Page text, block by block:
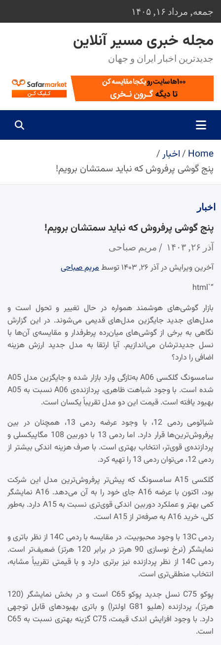
to
content
جمعه, مرداد ۱۶, ۱۴۰۵
مجله خبری مسیر آنلاین
جدیدترین اخبار ایران و جهان
Home
اخبار
پنج گوشی پرفروش که نباید سمتشان برویم!
اخبار
پنج گوشی پرفروش که نباید سمتشان برویم!
آذر ۲۶, ۱۴۰۳ مریم صباحی
آخرین ویرایش در آذر ۲۶, ۱۴۰۳ توسط
مریم صباحی
“`html
بازار گوشی‌های هوشمند همواره در حال تغییر و تحول است و
مدل‌های جدید جایگزین مدل‌های قدیمی می‌شوند. در این گزارش
نگاهی به برخی از گوشی‌های میان‌رده پرطرفدار و مقایسه‌ی آن‌ها با
نسل جدیدترشان می‌اندازیم. آیا ارتقا به مدل جدید ارزش هزینه
اضافی را دارد؟
سامسونگ گلکسی A06 به‌تازگی وارد بازار شده و جایگزین مدل A05
شده است. با وجود شباهت ظاهری، پردازنده‌ی A06 نسبت به A05
بهبود یافته است. قیمت این دو مدل تقریباً یکسان است.
شیائومی ردمی 12، با وجود عرضه ردمی 13، همچنان در بین
پرفروش‌ترین‌ها قرار دارد. اما ردمی 13 با دوربین 108 مگاپیکسلی و
پردازنده‌ی قوی‌تر، انتخاب بهتری است. با صرف هزینه اندکی بیشتر از
ردمی 12، می‌توان ردمی 13 را تهیه کرد.
گلکسی A15 سامسونگ که پیش‌تر پرفروش‌ترین مدل این شرکت
بود، اکنون با عرضه A16 جای خود را به آن می‌دهد. A16 نمایشگر
کمی بهتر و عملکرد دوربین اندکی قوی‌تری نسبت به A15 دارد. به‌طور
کلی، خرید A16 به صرفه‌تر از A15 است.
ردمی 13C با وجود محبوبیت، در مقایسه با ردمی 14C از نظر باتری و
نمایشگر (نرخ نوسازی 90 هرتز در برابر 120 هرتز) ضعیف‌تر است.
ردمی 14C از نظر پردازنده نیز برتری دارد و با قیمتی تقریباً مشابه،
انتخاب منطقی‌تری است.
پوکو C75 نسل جدید پوکو C65 است و در بخش نمایشگر (120
هرتز)، پردازنده (هلیو G81 اولترا) و باتری بهبودهای قابل توجهی
دارد. با وجود افزایش اندک قیمت، C75 گزینه بهتری نسبت به C65
است.